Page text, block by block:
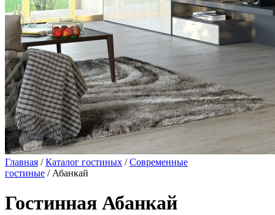
Главная /Каталог гостиных /Современные
гостиные / Абанкай
Гостинная Абанкай